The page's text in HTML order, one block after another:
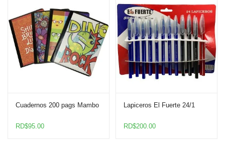
Cuadernos 200 pags Mambo
RD$95.00
Lapiceros El Fuerte 24/1
RD$200.00